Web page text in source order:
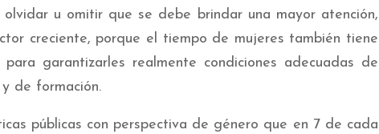
u omitir que se debe brindar una mayor atención,
creciente, porque el tiempo de mujeres también tiene
garantizarles realmente condiciones adecuadas de
de formación.
públicas con perspectiva de género que en 7 de cada